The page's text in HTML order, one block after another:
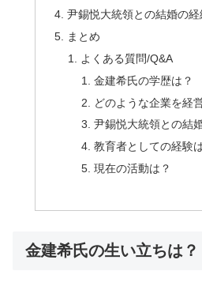
尹錫悦大統領との結婚の経
まとめ
よくある質問/Q&A
金建希氏の学歴は？
どのような企業を経
尹錫悦大統領との結
教育者としての経験
現在の活動は？
金建希氏の生い立ちは？